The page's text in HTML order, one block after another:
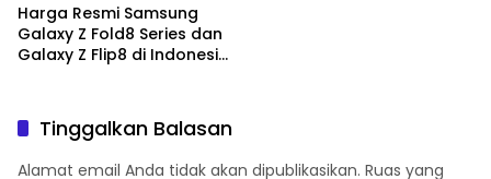
Harga Resmi Samsung
Galaxy Z Fold8 Series dan
Galaxy Z Flip8 di Indonesia,
Tinggalkan Balasan
Alamat email Anda tidak akan dipublikasikan. Ruas yang